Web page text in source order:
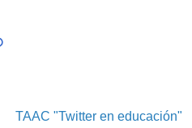
TAAC "Twitter en educación"